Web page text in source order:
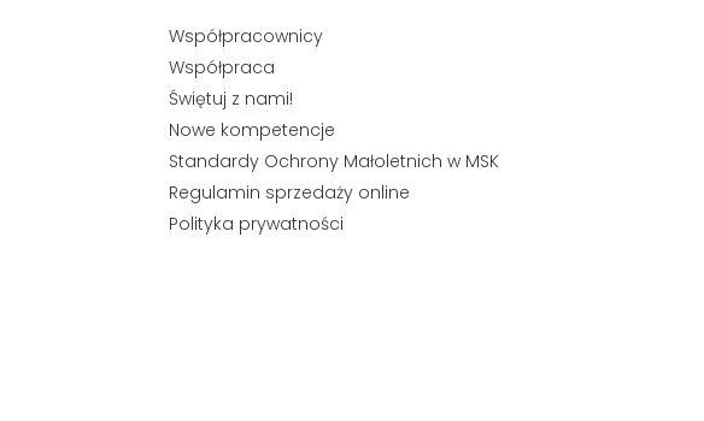
Współpracownicy
Współpraca
Świętuj z nami!
Nowe kompetencje
Standardy Ochrony Małoletnich w MSK
Regulamin sprzedaży online
Polityka prywatności